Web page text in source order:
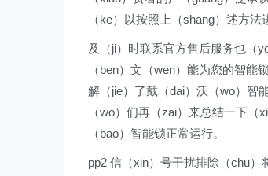
（ke）以按照上（shang）述方法
及（ji）时联系官方售后服务也（
（ben）文（wen）能为您的智能
解（jie）了戴（dai）沃（wo）智
（wo）们再（zai）来总结一下
（bao）智能锁正常运行。
pp2 信（xin）号干扰排除（chu